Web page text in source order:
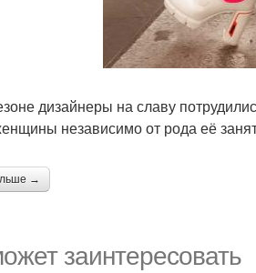
дизайнеры на славу
независимо от рода её
→
заинтересовать